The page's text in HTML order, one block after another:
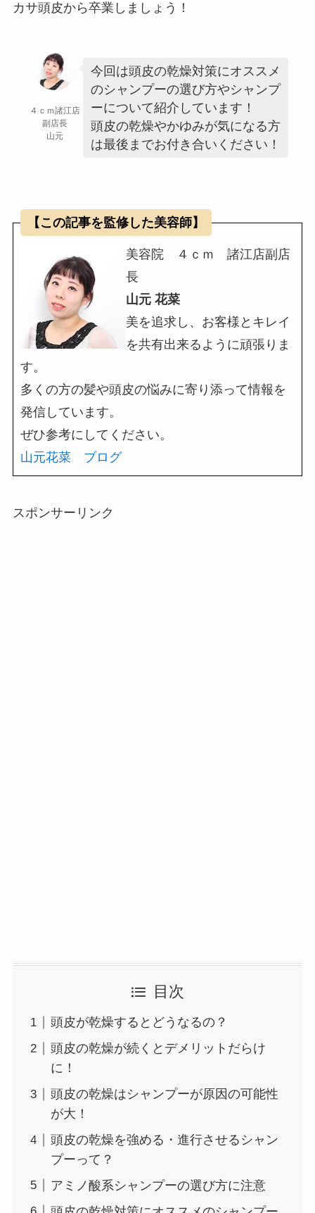
カサ頭皮から卒業しましょう！
４ｃｍ諸江店
副店長
山元
今回は頭皮の乾燥対策にオススメ
のシャンプーの選び方やシャンプ
ーについて紹介しています！
頭皮の乾燥やかゆみが気になる方
は最後までお付き合いください！
【この記事を監修した美容師】
美容院 ４ｃｍ 諸江店副店
長
山元 花菜
美を追求し、お客様とキレイ
を共有出来るように頑張りま
す。
多くの方の髪や頭皮の悩みに寄り添って情報を
発信しています。
ぜひ参考にしてください。
山元花菜 ブログ
スポンサーリンク
目次
頭皮が乾燥するとどうなるの？
頭皮の乾燥が続くとデメリットだらけ
に！
頭皮の乾燥はシャンプーが原因の可能性
が大！
頭皮の乾燥を強める・進行させるシャン
プーって？
アミノ酸系シャンプーの選び方に注意